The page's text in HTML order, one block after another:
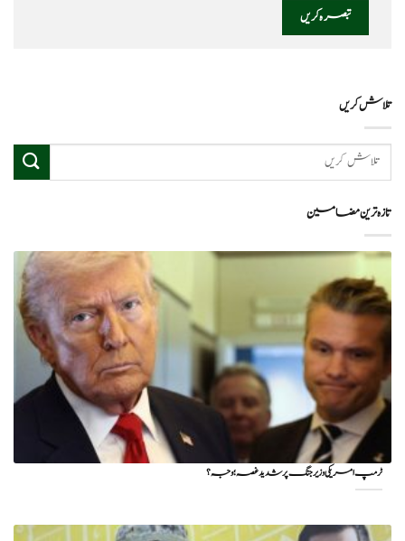
تلاش کریں
تازہ ترین مضامین
ٹرمپ امریکی وزیر جنگ پر شدید غصہ؛ وجہ ؟